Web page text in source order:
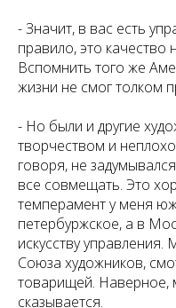
-Значит, в вас есть
правило, это качество
Вспомнить того же
жизни не смог толком
- Но были и другие
творчеством и
говоря, не
все совмещать. Это
темперамент у меня
петербуржское, а в
искусству
Союза художников,
товарищей.
сказывается.